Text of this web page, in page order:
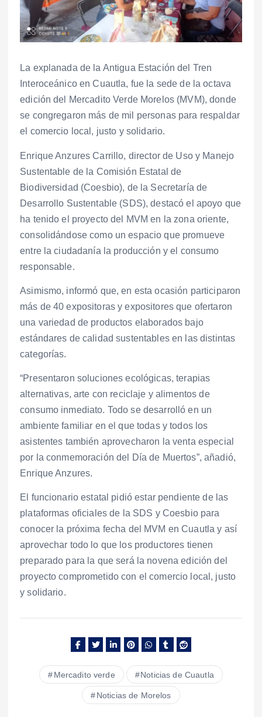
La explanada de la Antigua Estación del Tren
Interoceánico en Cuautla, fue la sede de la octava
edición del Mercadito Verde Morelos (MVM), donde
se congregaron más de mil personas para respaldar
el comercio local, justo y solidario.
Enrique Anzures Carrillo, director de Uso y Manejo
Sustentable de la Comisión Estatal de
Biodiversidad (Coesbio), de la Secretaría de
Desarrollo Sustentable (SDS), destacó el apoyo que
ha tenido el proyecto del MVM en la zona oriente,
consolidándose como un espacio que promueve
entre la ciudadanía la producción y el consumo
responsable.
Asimismo, informó que, en esta ocasión participaron
más de 40 expositoras y expositores que ofertaron
una variedad de productos elaborados bajo
estándares de calidad sustentables en las distintas
categorías.
“Presentaron soluciones ecológicas, terapias
alternativas, arte con reciclaje y alimentos de
consumo inmediato. Todo se desarrolló en un
ambiente familiar en el que todas y todos los
asistentes también aprovecharon la venta especial
por la conmemoración del Día de Muertos”, añadió,
Enrique Anzures.
El funcionario estatal pidió estar pendiente de las
plataformas oficiales de la SDS y Coesbio para
conocer la próxima fecha del MVM en Cuautla y así
aprovechar todo lo que los productores tienen
preparado para la que será la novena edición del
proyecto comprometido con el comercio local, justo
y solidario.
Mercadito verde Noticias de Cuautla
Noticias de Morelos